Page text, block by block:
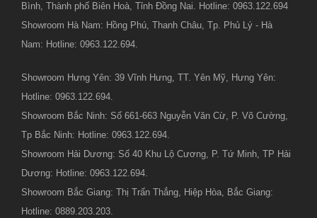
Bình, Thành phố Biên Hoà, Tỉnh Đồng Nai. Hotline: 0963.122.694
Showroom Hà Nam: Hồng Phú, Thanh Châu, Tp. Phủ Lý - Hà
Nam: Hotline: 0963.122.694.
Showroom Hưng Yên: 39 Vĩnh Hưng, TT. Yên Mỹ, Hưng Yên:
Hotline: 0963.122.694.
Showroom Bắc Ninh: Số 661-663 Nguyễn Văn Cừ, P. Võ Cường,
Tp Bắc Ninh: Hotline: 0963.122.694.
Showroom Hải Dương: Số 40 Khu Lộ Cương, P. Tứ Minh, TP Hải
Dương: Hotline: 0963.122.694.
Showroom Bắc Giang: Thị Trấn Thắng, Hiệp Hòa, Bắc Giang:
Hotline: 0889.203.203.